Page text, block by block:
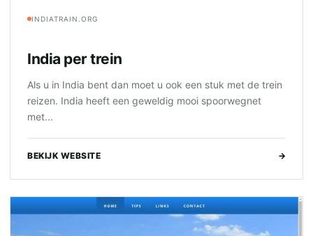
INDIATRAIN.ORG
India per trein
Als u in India bent dan moet u ook een stuk met de trein
reizen. India heeft een geweldig mooi spoorwegnet
met...
BEKIJK WEBSITE →